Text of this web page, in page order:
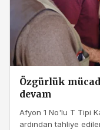
Özgürlük
devam
Afyon 1 No'lu T Tipi
ardından tahliye